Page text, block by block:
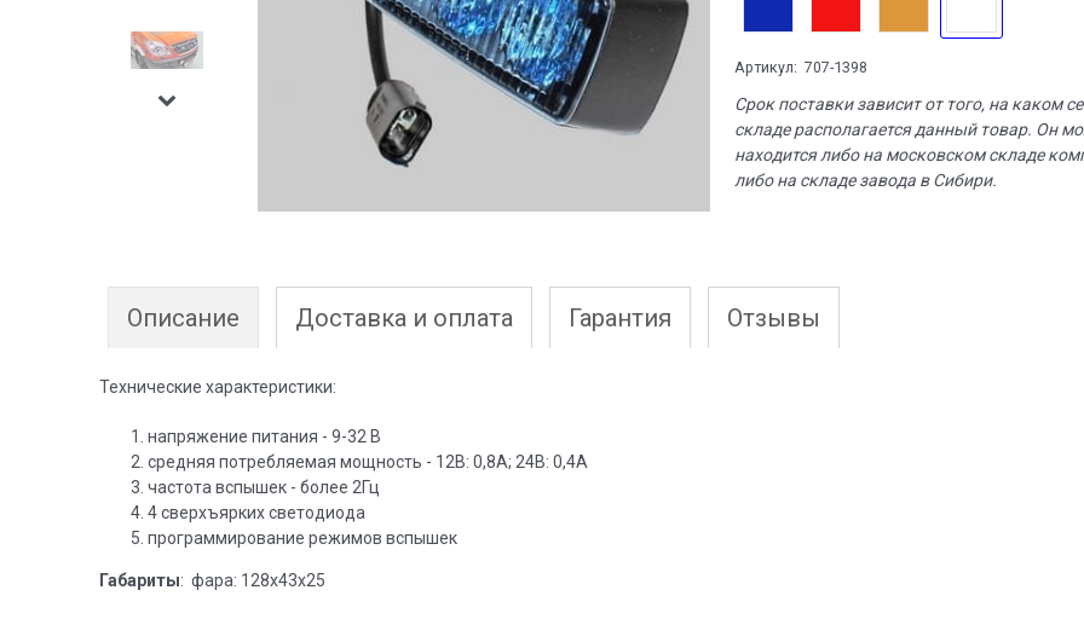
Артикул: 707-1398
Срок поставки зависит от того, на каком
складе располагается данный товар. Он
находится либо на московском складе
либо на складе завода в Сибири.
Описание Доставка и оплата Гарантия Отзывы
Технические характеристики:
напряжение питания - 9-32 В
средняя потребляемая мощность - 12В: 0,8А; 24В: 0,4А
частота вспышек - более 2Гц
4 сверхъярких светодиода
программирование режимов вспышек
Габариты: фара: 128х43х25